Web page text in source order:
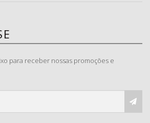
para receber nossas promoções e